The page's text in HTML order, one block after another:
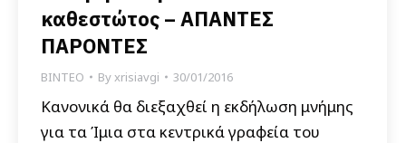
καθεστώτος – ΑΠΑΝΤΕΣ
ΠΑΡΟΝΤΕΣ
ΒΙΝΤΕΟ Byxrisiavgi 30/01/2016
Κανονικά θα διεξαχθεί η εκδήλωση μνήμης
για τα Ίμια στα κεντρικά γραφεία του